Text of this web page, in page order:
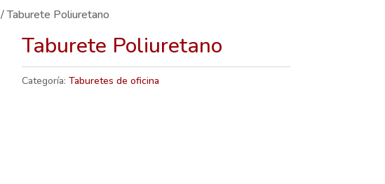
/ Taburete Poliuretano
Taburete Poliuretano
Categoría:Taburetes de oficina